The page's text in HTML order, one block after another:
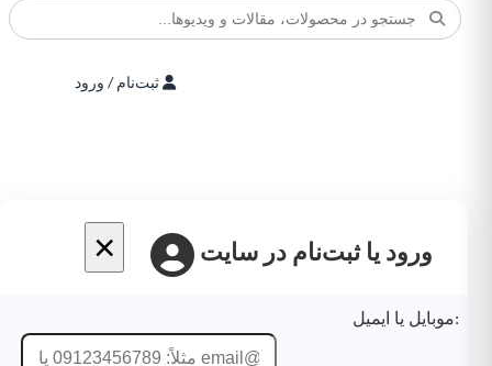
ثبت‌نام / ورود
× ورود یا ثبت‌نام در سایت